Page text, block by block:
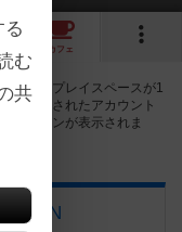
カフェ
フェ・プレイスペースが1
が設定されたアカウント
むボタンが表示されま
む
共